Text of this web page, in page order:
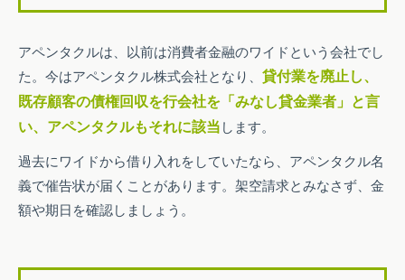
アペンタクルは、以前は消費者金融のワイドという会社でし
た。今はアペンタクル株式会社となり、 貸付業を廃止し、
既存顧客の債権回収を行会社を「みなし貸金業者」と言
い、アペンタクルもそれに該当 します。
過去にワイドから借り入れをしていたなら、アペンタクル名
義で催告状が届くことがあります。架空請求とみなさず、金
額や期日を確認しましょう。